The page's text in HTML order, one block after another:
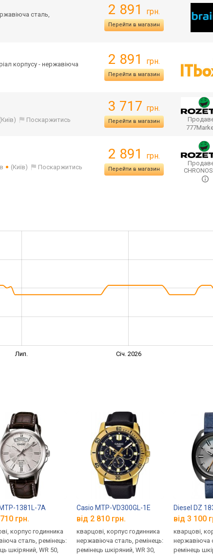
сталь,
2 891 грн.
Перейти в магазин
корпусу - нержавіюча
2 891 грн.
Перейти в магазин
(Київ) Поскаржитись
3 717 грн.
Перейти в магазин
(Київ) Поскаржитись
2 891 грн.
Перейти в магазин
Лип. Січ. 2026
1381L-7A
грн.
корпус годинника
сталь, ремінець:
шкіряний, WR 50,
Casio MTP-VD300GL-1E
від 2 810 грн.
кварцові, корпус годинника
нержавіюча сталь, ремінець:
ремінець шкіряний, WR 30,
Diesel DZ
від 3 100
кварцові,
нержавіюча
ремінець